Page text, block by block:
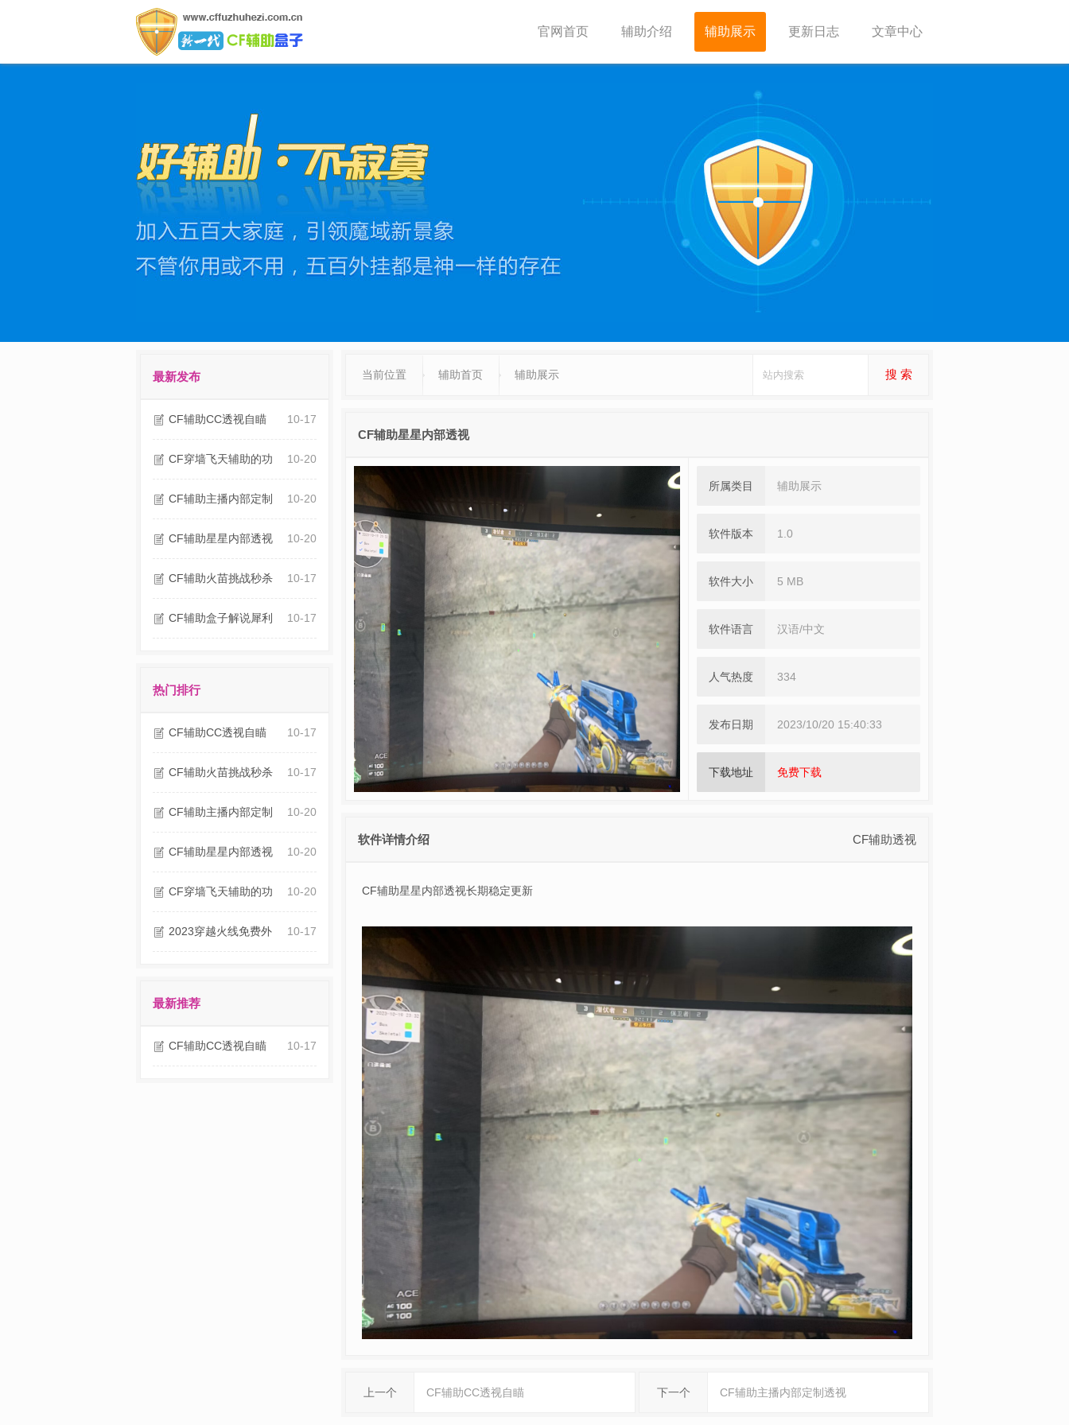
CF辅助盒子是行业领先的绿色软件,拥有全网最新最稳定的CF辅助,CF辅助工作室,为您打造精品CF辅助网,颠覆您的娱乐世界
官网首页 辅助介绍 辅助展示 更新日志 文章中心
最新发布
CF辅助CC透视自瞄 10-17
CF穿墙飞天辅助的功 10-20
CF辅助主播内部定制 10-20
CF辅助星星内部透视 10-20
CF辅助火苗挑战秒杀 10-17
CF辅助盒子解说犀利 10-17
热门排行
CF辅助CC透视自瞄 10-17
CF辅助火苗挑战秒杀 10-17
CF辅助主播内部定制 10-20
CF辅助星星内部透视 10-20
CF穿墙飞天辅助的功 10-20
2023穿越火线免费外 10-17
最新推荐
CF辅助CC透视自瞄 10-17
当前位置 辅助首页 辅助展示 搜 索
CF辅助星星内部透视
所属类目 辅助展示
软件版本 1.0
软件大小 5 MB
软件语言 汉语/中文
人气热度 334
发布日期 2023/10/20 15:40:33
下载地址 免费下载
软件详情介绍 CF辅助透视
CF辅助星星内部透视长期稳定更新
上一个 CF辅助CC透视自瞄 下一个 CF辅助主播内部定制透视